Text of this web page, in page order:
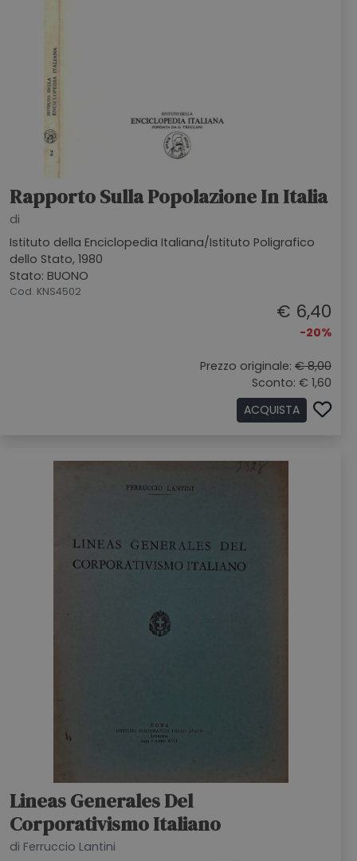
Rapporto Sulla Popolazione In Italia
di
Istituto della Enciclopedia Italiana/Istituto Poligrafico
dello Stato, 1980
Stato: BUONO
Cod. KNS4502
€ 6,40
-20%
Prezzo originale: € 8,00
Sconto: € 1,60
ACQUISTA
Lineas Generales Del
Corporativismo Italiano
di Ferruccio Lantini